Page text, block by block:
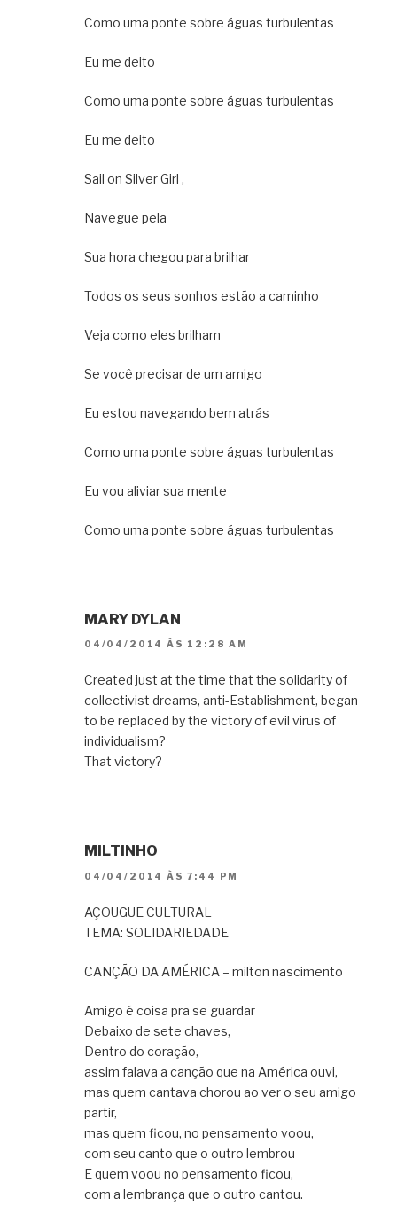
Como uma ponte sobre águas turbulentas
Eu me deito
Como uma ponte sobre águas turbulentas
Eu me deito
Sail on Silver Girl ,
Navegue pela
Sua hora chegou para brilhar
Todos os seus sonhos estão a caminho
Veja como eles brilham
Se você precisar de um amigo
Eu estou navegando bem atrás
Como uma ponte sobre águas turbulentas
Eu vou aliviar sua mente
Como uma ponte sobre águas turbulentas
MARY DYLAN
04/04/2014 ÀS 12:28 AM
Created just at the time that the solidarity of
collectivist dreams, anti-Establishment, began
to be replaced by the victory of evil virus of
individualism?
That victory?
MILTINHO
04/04/2014 ÀS 7:44 PM
AÇOUGUE CULTURAL
TEMA: SOLIDARIEDADE
CANÇÃO DA AMÉRICA – milton nascimento
Amigo é coisa pra se guardar
Debaixo de sete chaves,
Dentro do coração,
assim falava a canção que na América ouvi,
mas quem cantava chorou ao ver o seu amigo
partir,
mas quem ficou, no pensamento voou,
com seu canto que o outro lembrou
E quem voou no pensamento ficou,
com a lembrança que o outro cantou.